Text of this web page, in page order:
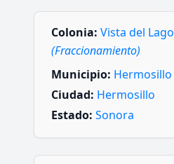
Colonia: Vista del Lago
(Fraccionamiento)
Municipio: Hermosillo
Ciudad: Hermosillo
Estado: Sonora